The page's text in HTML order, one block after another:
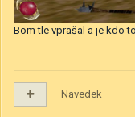
Bom tle vprašal a je kdo
Navedek